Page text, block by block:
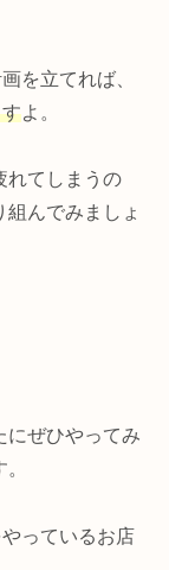
を立てれば、
よ。
れてしまうの
組んでみましょ
にぜひやってみ
っているお店